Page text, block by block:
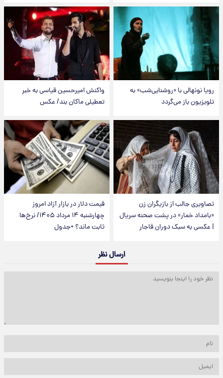
رویا نونهالی با «روشنایی‌شب» به
تلویزیون باز می‌گردد
واکنش امیرحسین قیاسی به خبر
تعطیلی ماکان بند/ عکس
تصاویری جالب از بازیگران زن
«بامداد خمار» در پشت صحنه سریال
| عکسی به سبک دوران قاجار
قیمت دلار در بازار آزاد امروز
چهارشنبه ۱۴ مرداد ۱۴۰۵/ نرخ‌ها
ثابت ماند؟ +جدول
ارسال نظر